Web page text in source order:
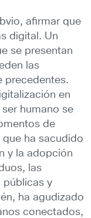
afirmar que
digital. Un
se presentan
las
precedentes.
en
humano se
de
ha sacudido
y la adopción
las
públicas y
ha agudizado
conectados,